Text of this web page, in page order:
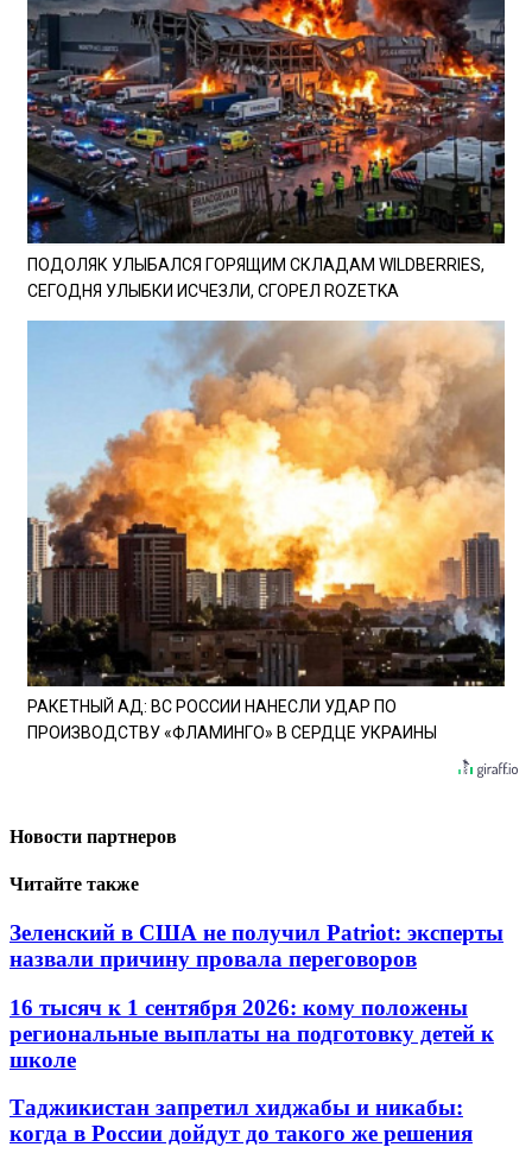
ПОДОЛЯК УЛЫБАЛСЯ ГОРЯЩИМ СКЛАДАМ WILDBERRIES,
СЕГОДНЯ УЛЫБКИ ИСЧЕЗЛИ, СГОРЕЛ ROZETKA
РАКЕТНЫЙ АД: ВС РОССИИ НАНЕСЛИ УДАР ПО
ПРОИЗВОДСТВУ «ФЛАМИНГО» В СЕРДЦЕ УКРАИНЫ
Новости партнеров
Читайте также
Зеленский в США не получил Patriot: эксперты
назвали причину провала переговоров
16 тысяч к 1 сентября 2026: кому положены
региональные выплаты на подготовку детей к
школе
Таджикистан запретил хиджабы и никабы:
когда в России дойдут до такого же решения